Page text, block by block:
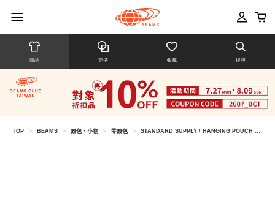
商品 穿搭 收藏 搜尋
TOP > BEAMS > 錢包・小物 > 零錢包 > STANDARD SUPPLY / HANGING POUCH 掛式小包